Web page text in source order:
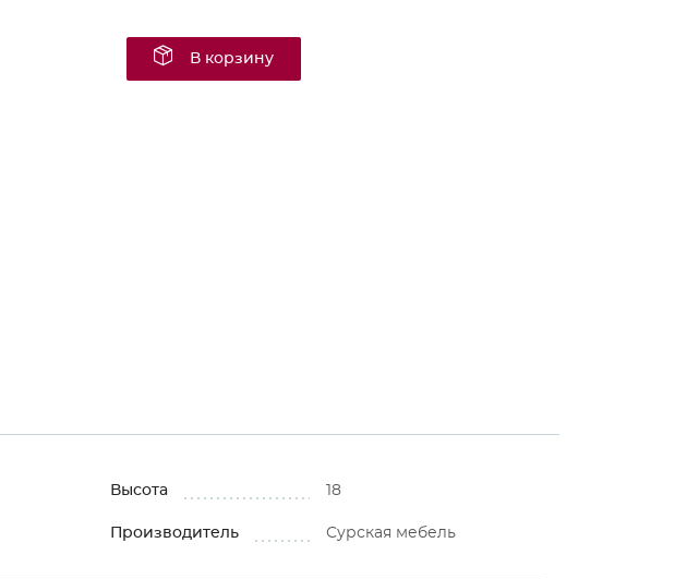
В корзину
Высота 18
Производитель Сурская мебель